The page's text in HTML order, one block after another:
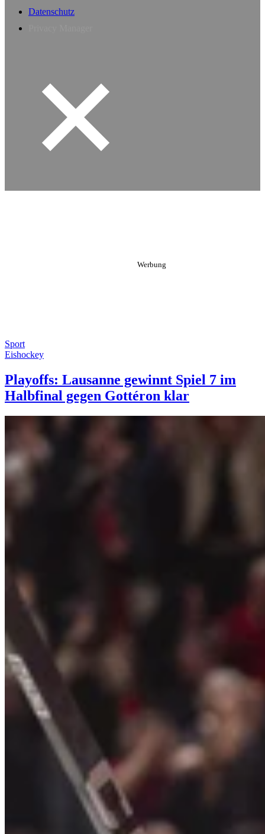
Datenschutz
Sport
Eishockey
Playoffs: Lausanne gewinnt Spiel 7 im
Halbfinal gegen Gottéron klar